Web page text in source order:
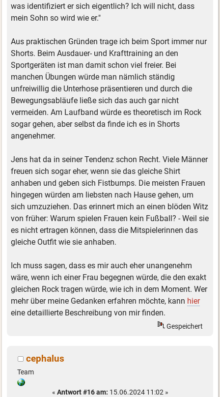
was identifiziert er sich eigentlich? Ich will nicht, dass
mein Sohn so wird wie er."
Aus praktischen Gründen trage ich beim Sport immer nur
Shorts. Beim Ausdauer- und Krafttraining an den
Sportgeräten ist man damit schon viel freier. Bei
manchen Übungen würde man nämlich ständig
unfreiwillig die Unterhose präsentieren und durch die
Bewegungsabläufe ließe sich das auch gar nicht
vermeiden. Am Laufband würde es theoretisch im Rock
sogar gehen, aber selbst da finde ich es in Shorts
angenehmer.
Jens hat da in seiner Tendenz schon Recht. Viele Männer
freuen sich sogar eher, wenn sie das gleiche Shirt
anhaben und geben sich Fistbumps. Die meisten Frauen
hingegen würden am liebsten nach Hause gehen, um
sich umzuziehen. Das erinnert mich an einen blöden Witz
von früher: Warum spielen Frauen kein Fußball? - Weil sie
es nicht ertragen können, dass die Mitspielerinnen das
gleiche Outfit wie sie anhaben.
Ich muss sagen, dass es mir auch eher unangenehm
wäre, wenn ich einer Frau begegnen würde, die den exakt
gleichen Rock tragen würde, wie ich in dem Moment. Wer
mehr über meine Gedanken erfahren möchte, kann hier
eine detaillierte Beschreibung von mir finden.
Gespeichert
cephalus
Team
« Antwort #16 am: 15.06.2024 11:02 »